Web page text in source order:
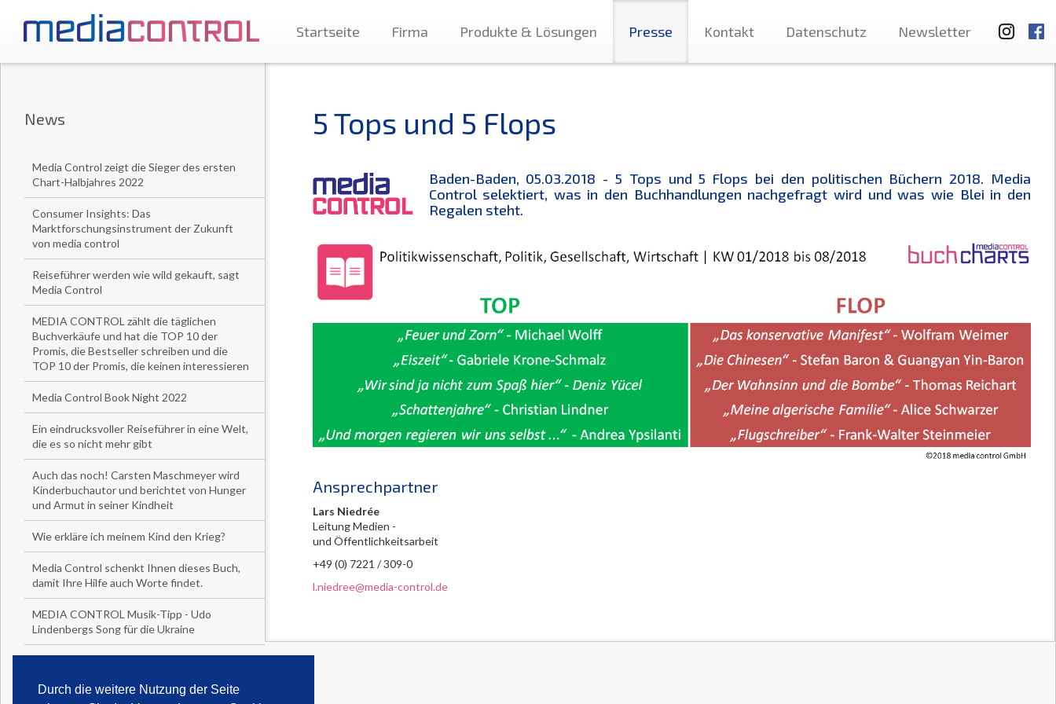
Durch die weitere Nutzung der Seite
Startseite Firma Produkte & Lösungen Presse Kontakt Datenschutz Newsletter
News
Media Control zeigt die Sieger des ersten
Chart-Halbjahres 2022
Consumer Insights: Das
Marktforschungsinstrument der Zukunft
von media control
Reiseführer werden wie wild gekauft, sagt
Media Control
MEDIA CONTROL zählt die täglichen
Buchverkäufe und hat die TOP 10 der
Promis, die Bestseller schreiben und die
TOP 10 der Promis, die keinen interessieren
Media Control Book Night 2022
Ein eindrucksvoller Reiseführer in eine Welt,
die es so nicht mehr gibt
Auch das noch! Carsten Maschmeyer wird
Kinderbuchautor und berichtet von Hunger
und Armut in seiner Kindheit
Wie erkläre ich meinem Kind den Krieg?
Media Control schenkt Ihnen dieses Buch,
damit Ihre Hilfe auch Worte findet.
MEDIA CONTROL Musik-Tipp - Udo
Lindenbergs Song für die Ukraine
5 Tops und 5 Flops
Baden-Baden, 05.03.2018 - 5 Tops und 5 Flops bei den politischen Büchern 2018. Media
Control selektiert, was in den Buchhandlungen nachgefragt wird und was wie Blei in den
Regalen steht.
Ansprechpartner
Lars Niedrée
Leitung Medien -
und Öffentlichkeitsarbeit
+49 (0) 7221 / 309-0
l.niedree@media-control.de